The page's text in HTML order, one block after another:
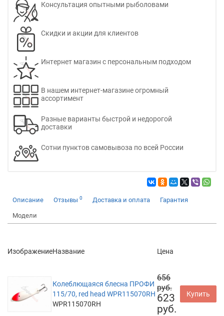
Консультация опытными рыболовами
Скидки и акции для клиентов
Интернет магазин с персональным подходом
В нашем интернет-магазине огромный
ассортимент
Разные варианты быстрой и недорогой
доставки
Сотни пунктов самовывоза по всей России
Описание Отзывы 0 Доставка и оплата Гарантия
Модели
ИзображениеНазвание Цена
Колеблющаяся блесна ПРОФИ
115/70, red head WPR115070RH
WPR115070RH
656
руб.
623
руб.
Купить